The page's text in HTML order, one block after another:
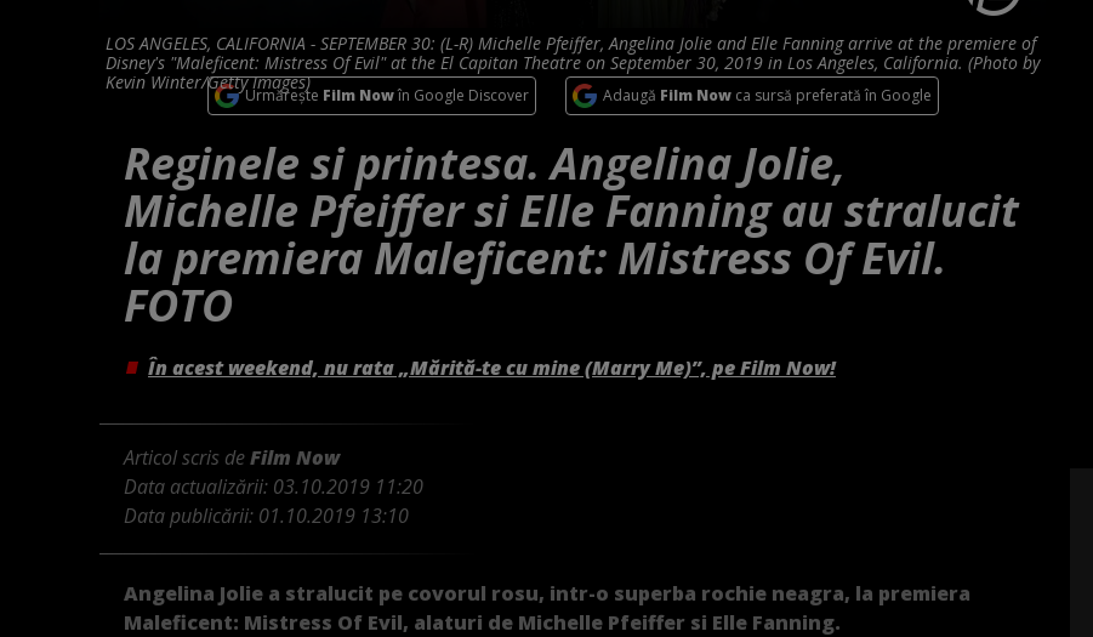
LOS ANGELES, CALIFORNIA - SEPTEMBER 30: (L-R) Michelle Pfeiffer, Angelina Jolie and Elle Fanning arrive at the premiere of
Disney's "Maleficent: Mistress Of Evil" at the El Capitan Theatre on September 30, 2019 in Los Angeles, California. (Photo by
Kevin Winter/Getty Images)
Urmărește Film Nowîn Google Discover Adaugă Film Nowca sursă preferată în Google
Reginele si printesa. Angelina Jolie,
Michelle Pfeiffer si Elle Fanning au stralucit
la premiera Maleficent: Mistress Of Evil.
FOTO
În acest weekend, nu rata „Mărită-te cu mine (Marry Me)”, pe Film Now!
Articol scris deFilm Now
Data actualizării: 03.10.2019 11:20
Data publicării: 01.10.2019 13:10
Angelina Jolie a stralucit pe covorul rosu, intr-o superba rochie neagra, la premiera
Maleficent: Mistress Of Evil, alaturi de Michelle Pfeiffer si Elle Fanning.